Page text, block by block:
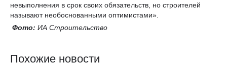
невыполнения в срок своих обязательств, но строителей
называют необоснованными оптимистами».
Фото: ИА Строительство
Похожие новости